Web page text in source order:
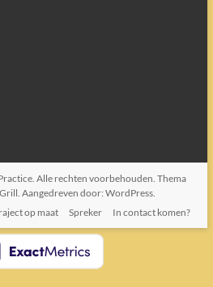
. Alle rechten voorbehouden. Thema
Aangedreven door: WordPress.
op maat Spreker In contact komen?